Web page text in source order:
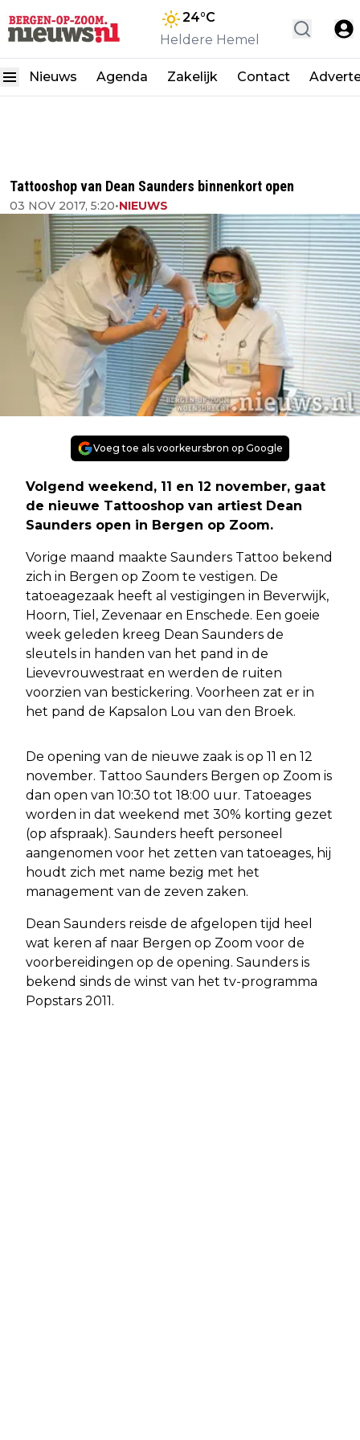
24°C
Heldere Hemel
Nieuws Agenda Zakelijk Contact
Tattooshop van Dean Saunders binnenkort open
03 NOV 2017, 5:20•NIEUWS
Voeg toe als voorkeursbron op Google
Volgend weekend, 11 en 12 november, gaat
de nieuwe Tattooshop van artiest Dean
Saunders open in Bergen op Zoom.
Vorige maand maakte Saunders Tattoo bekend
zich in Bergen op Zoom te vestigen. De
tatoeagezaak heeft al vestigingen in Beverwijk,
Hoorn, Tiel, Zevenaar en Enschede. Een goeie
week geleden kreeg Dean Saunders de
sleutels in handen van het pand in de
Lievevrouwestraat en werden de ruiten
voorzien van bestickering. Voorheen zat er in
het pand de Kapsalon Lou van den Broek.
De opening van de nieuwe zaak is op 11 en 12
november. Tattoo Saunders Bergen op Zoom is
dan open van 10:30 tot 18:00 uur. Tatoeages
worden in dat weekend met 30% korting gezet
(op afspraak). Saunders heeft personeel
aangenomen voor het zetten van tatoeages, hij
houdt zich met name bezig met het
management van de zeven zaken.
Dean Saunders reisde de afgelopen tijd heel
wat keren af naar Bergen op Zoom voor de
voorbereidingen op de opening. Saunders is
bekend sinds de winst van het tv-programma
Popstars 2011.